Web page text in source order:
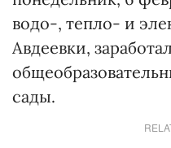
водо-, тепло- и
Авдеевки,
сады.